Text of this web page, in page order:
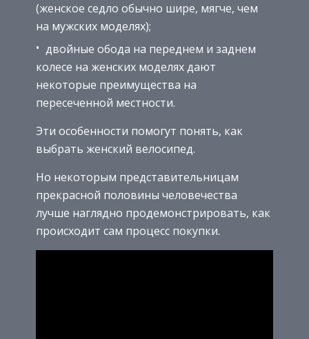
(женское седло обычно шире, мягче, чем
на мужских моделях);
двойные обода на переднем и заднем
колесе на женских моделях дают
некоторые преимущества на
пересеченной местности.
Эти особенности помогут понять, как
выбрать женский велосипед.
Но некоторым представительницам
прекрасной половины человечества
лучше наглядно продемонстрировать, как
происходит сам процесс покупки.